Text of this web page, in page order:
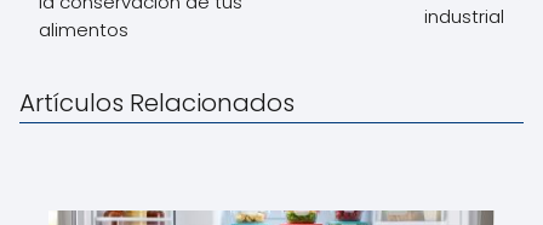
alimentos
industrial
Artículos Relacionados